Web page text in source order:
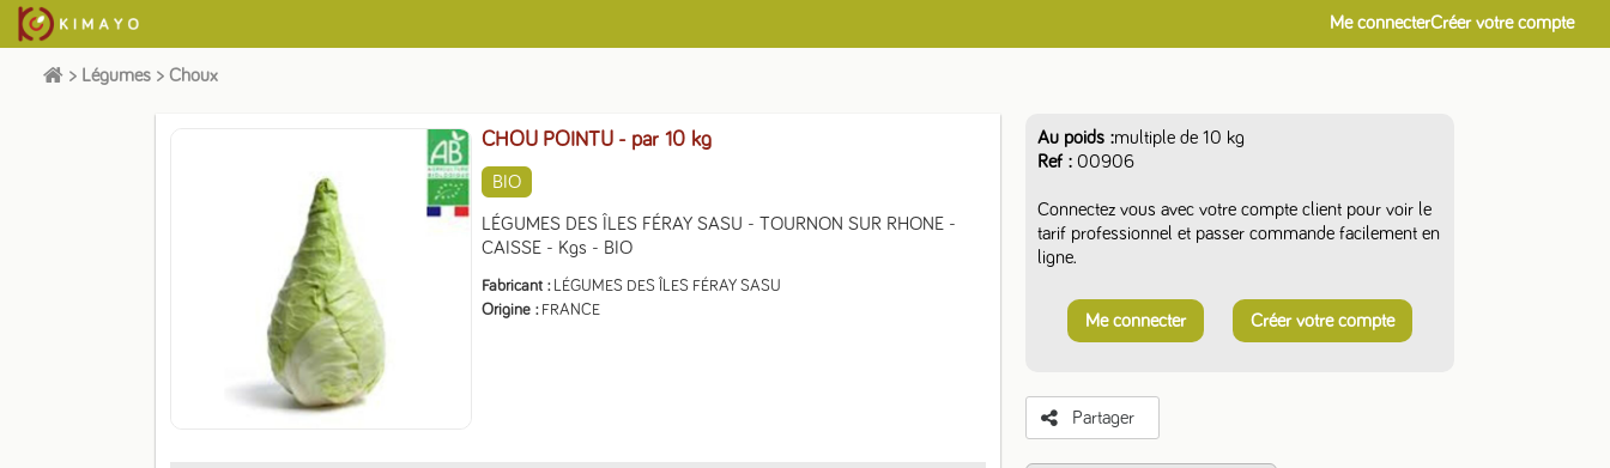
Me connecterCréer votre compte
> Légumes > Choux
CHOU POINTU - par 10 kg
BIO
LÉGUMES DES ÎLES FÉRAY SASU - TOURNON SUR RHONE -
CAISSE - Kgs - BIO
Fabricant
LÉGUMES DES ÎLES FÉRAY SASU
Origine
FRANCE
Au poids multiple de 10 kg
Ref
00906
Connectez vous avec votre compte client pour voir le
tarif professionnel et passer commande facilement en
ligne.
Me connecter Créer votre compte
Partager